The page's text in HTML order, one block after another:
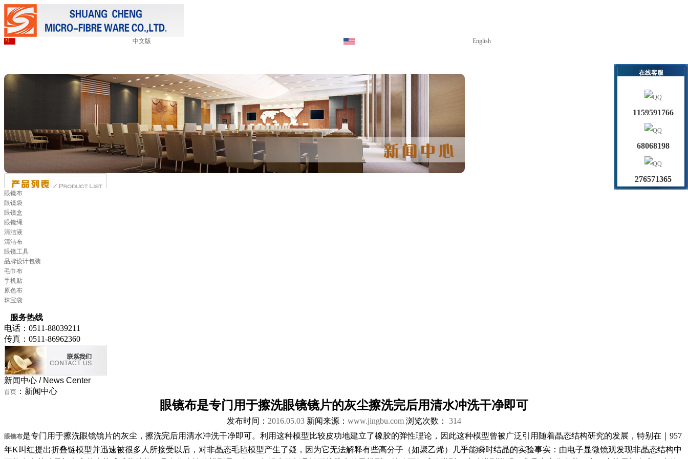
在线客服
1159591766
68068198
276571365
中文版 English
眼镜布
眼镜袋
眼镜盒
眼镜绳
清洁液
清洁布
眼镜工具
品牌设计包装
毛巾布
手机贴
原色布
珠宝袋
服务热线
电话：0511-88039211
传真：0511-86962360
新闻中心 / News Center
首页 ：新闻中心
眼镜布是专门用于擦洗眼镜镜片的灰尘擦洗完后用清水冲洗干净即可
发布时间： 2016.05.03 新闻来源： www.jingbu.com 浏览次数： 314
眼镜布是专门用于擦洗眼镜镜片的灰尘，擦洗完后用清水冲洗干净即可。利用这种模型比较皮功地建立了橡胶的弹性理论，因此这种模型曾被广泛引用随着晶态结构研究的发展，特别在｜957
年K叫红提出折叠链模型并迅速被很多人所接受以后，对非晶态毛毡模型产生了疑，因为它无法解释有些高分子（如聚乙烯）几乎能瞬时结晶的实验事实：由电子显微镜观发现非晶态结构中